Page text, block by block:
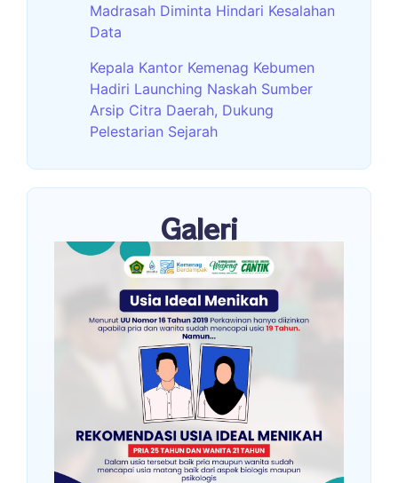
Madrasah Diminta Hindari Kesalahan
Data
Kepala Kantor Kemenag Kebumen
Hadiri Launching Naskah Sumber
Arsip Citra Daerah, Dukung
Pelestarian Sejarah
Galeri